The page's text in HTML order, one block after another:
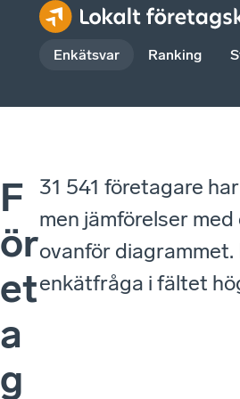
Enkätsvar Ranking
F
ör
et
a
g
31 541 företagare
men jämförelser
ovanför
enkätfråga i fältet